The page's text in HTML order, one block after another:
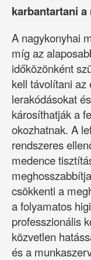
karbantartani
A nagykonyhai
míg az
időközönként
kell távolítani
lerakódásokat
károsíthatják a
okozhatnak. A
rendszeres
medence
csökkenti a
a folyamatos
professzionális
közvetlen
és a